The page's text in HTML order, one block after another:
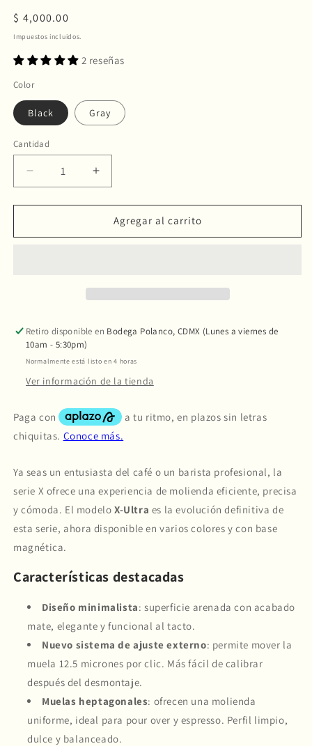
Precio
habitual
$ 4,000.00
Impuestos incluidos.
2 reseñas
Color
Black Gray
Cantidad
Reducir
cantidad
para
X-
Aumentar
cantidad
para
1Zpresso
X-
Agregar al carrito
Retiro disponible en Bodega Polanco, CDMX (Lunes a viernes de
10am - 5:30pm)
Normalmente está listo en 4 horas
Ver información de la tienda
Ya seas un entusiasta del café o un barista profesional, la
serie X ofrece una experiencia de molienda eficiente, precisa
y cómoda. El modelo X-Ultra es la evolución definitiva de
esta serie, ahora disponible en varios colores y con base
magnética.
Características destacadas
Diseño minimalista: superficie arenada con acabado
mate, elegante y funcional al tacto.
Nuevo sistema de ajuste externo: permite mover la
muela 12.5 micrones por clic. Más fácil de calibrar
después del desmontaje.
Muelas heptagonales: ofrecen una molienda
uniforme, ideal para pour over y espresso. Perfil limpio,
dulce y balanceado.